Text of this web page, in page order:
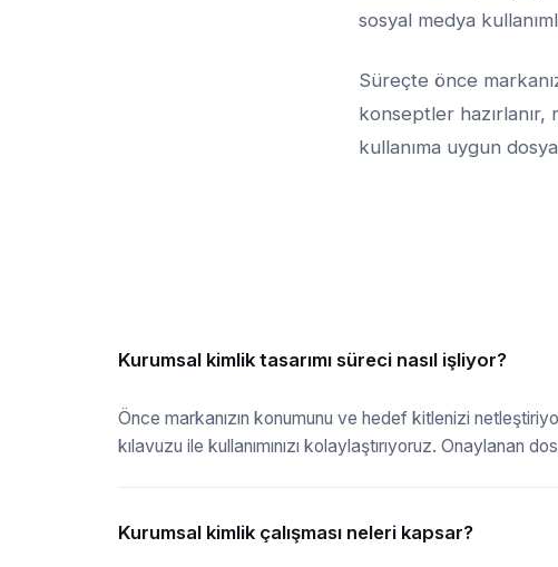
sosyal medya
Süreçte önce
konseptler hazırlanır,
kullanıma uygun
Kurumsal kimlik tasarımı süreci nasıl işliyor?
Önce markanızın konumunu ve hedef kitlenizi
kılavuzu ile kullanımınızı kolaylaştırıyoruz. Onaylanan
Kurumsal kimlik çalışması neleri kapsar?